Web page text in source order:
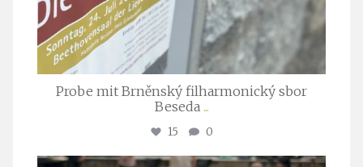
Probe mit Brněnský filharmonický sbor
Beseda ...
15 0